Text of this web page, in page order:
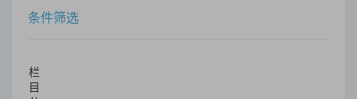
条件筛选
栏
目